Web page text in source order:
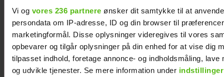
Vi og vores 236 partnere ønsker dit samtykke til at
persondata om IP-adresse, ID og din browser til
marketingformål. Disse oplysninger videregives til vores
opbevarer og tilgår oplysninger på din enhed for at vise dig
tilpasset indhold, foretage annonce- og indholdsmåling, lave
og udvikle tjenester. Se mere information under indstillinger